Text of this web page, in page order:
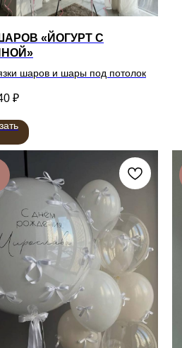
«ЙОГУРТ С
шаров и шары под потолок
₽